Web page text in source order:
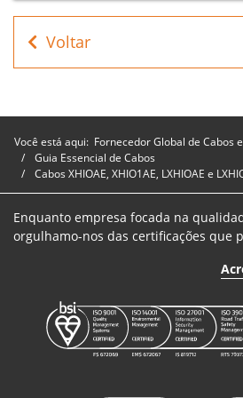
Cabo
MP4730K03050
Cabo
Voltar
Você está aqui: Fornecedor Global de Cabos
Guia Essencial de Cabos
Cabos XHIOAE, XHIO1AE, LXHIOAE e
Enquanto empresa focada na
orgulhamo-nos das certificações que